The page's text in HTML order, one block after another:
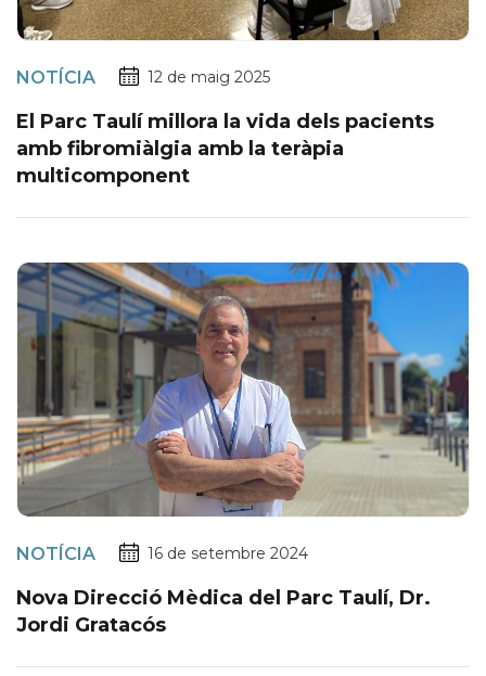
NOTÍCIA 12 de maig 2025
El Parc Taulí millora la vida dels pacients
amb fibromiàlgia amb la teràpia
multicomponent
NOTÍCIA 16 de setembre 2024
Nova Direcció Mèdica del Parc Taulí, Dr.
Jordi Gratacós